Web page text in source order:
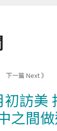
下一篇 Next 》
訪美
之間